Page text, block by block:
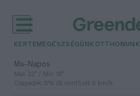
KERTEM EGÉSZSÉGÜNK OTTHONUNK
Ma– Napos
Max 32° / Min 18°
Csapadék: 0% (0 mm)Szél: 6 km/h